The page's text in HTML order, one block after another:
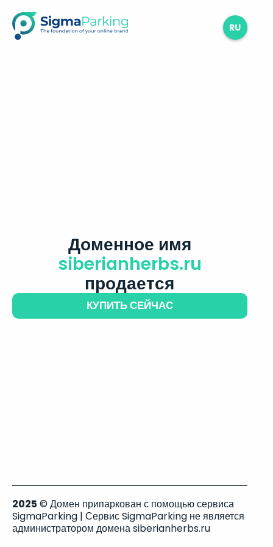
RU
Доменное имя
siberianherbs.ru
продается
КУПИТЬ СЕЙЧАС
2025 © Домен припаркован с помощью сервиса
SigmaParking | Сервис SigmaParking не является
администратором домена siberianherbs.ru